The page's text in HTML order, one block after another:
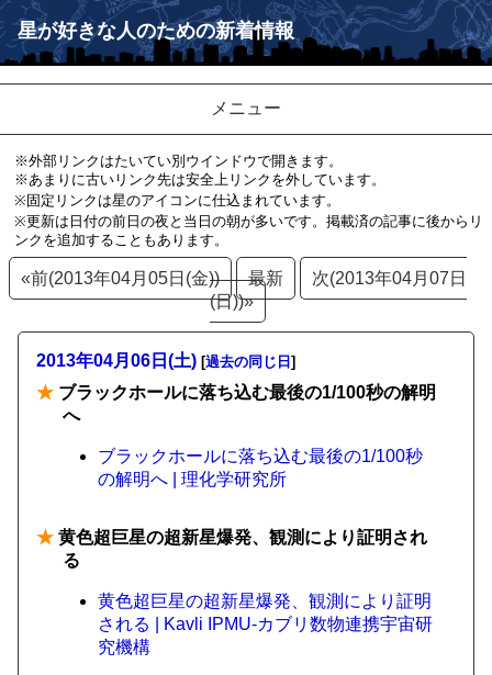
星が好きな人のための新着情報
メニュー
※外部リンクはたいてい別ウインドウで開きます。
※あまりに古いリンク先は安全上リンクを外しています。
※固定リンクは星のアイコンに仕込まれています。
※更新は日付の前日の夜と当日の朝が多いです。掲載済の記事に後からリ
ンクを追加することもあります。
«前(2013年04月05日(金)) 最新
次(2013年04月07日
(日))»
2013年04月06日(土) [過去の同じ日 ]
★ ブラックホールに落ち込む最後の1/100秒の解明
へ
ブラックホールに落ち込む最後の1/100秒
の解明へ | 理化学研究所
★ 黄色超巨星の超新星爆発、観測により証明され
る
黄色超巨星の超新星爆発、観測により証明
される | Kavli IPMU-カブリ数物連携宇宙研
究機構